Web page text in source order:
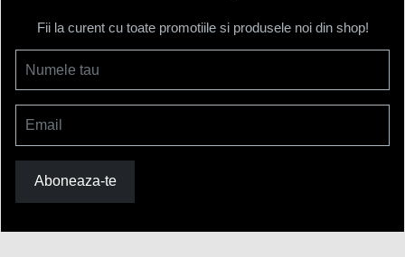
Fii la curent cu toate promotiile si produsele noi din shop!
Numele tau
Email
Aboneaza-te